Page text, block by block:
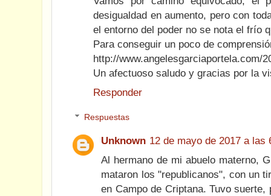
desigualdad en aumento, pero con
el entorno del poder no se nota el frío
Para conseguir un poco de
http://www.angelesgarciaportela.com/
Un afectuoso saludo y gracias por la
Responder
Respuestas
Unknown 12 de mayo de 2017 a las
Al hermano de mi abuelo materno,
mataron los "republicanos", con un
en Campo de Criptana. Tuvo